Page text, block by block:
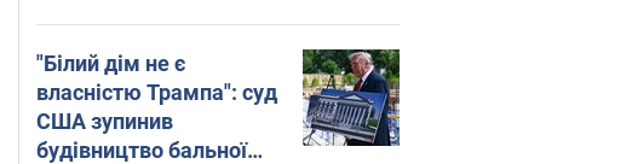
"Білий дім не є
власністю Трампа": суд
США зупинив
будівництво бальної